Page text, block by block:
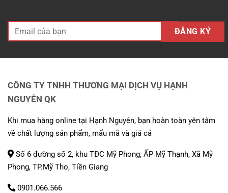
CÔNG TY TNHH THƯƠNG MẠI DỊCH VỤ HẠNH
NGUYÊN QK
Khi mua hàng online tại Hạnh Nguyên, bạn hoàn toàn yên tâm
về chất lượng sản phẩm, mẩu mã và giá cả
Số 6 đường số 2, khu TĐC Mỹ Phong, ẤP Mỹ Thạnh, Xã Mỹ
Phong, TP.Mỹ Tho, Tiền Giang
0901.066.566